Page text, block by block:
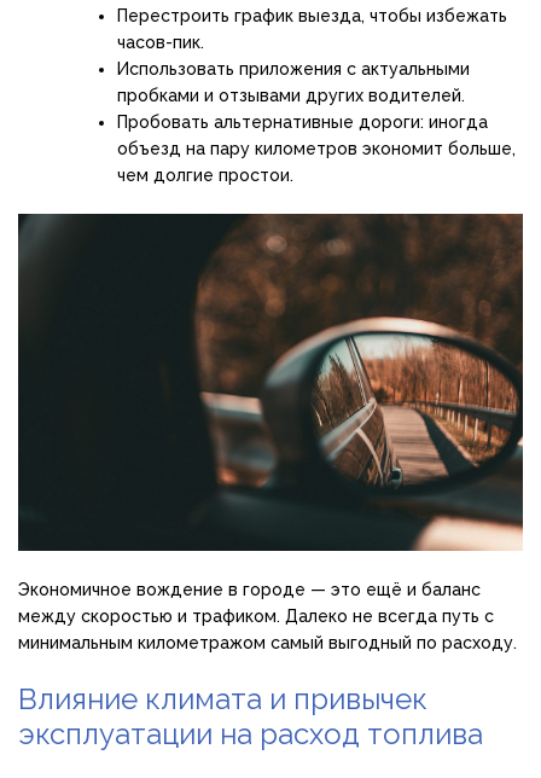
Перестроить график выезда, чтобы избежать
часов-пик.
Использовать приложения с актуальными
пробками и отзывами других водителей.
Пробовать альтернативные дороги: иногда
объезд на пару километров экономит больше,
чем долгие простои.
Экономичное вождение в городе — это ещё и баланс
между скоростью и трафиком. Далеко не всегда путь с
минимальным километражом самый выгодный по расходу.
Влияние климата и привычек
эксплуатации на расход топлива